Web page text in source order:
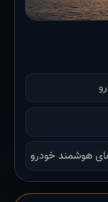
هوشمند خودرو